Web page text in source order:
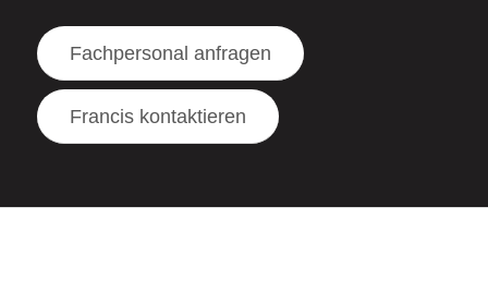
Fachpersonal anfragen
Francis kontaktieren